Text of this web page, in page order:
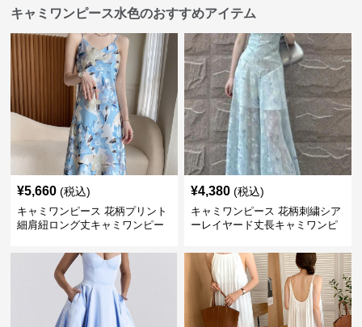
キャミワンピース水色のおすすめアイテム
¥5,660 (税込)
キャミワンピース 花柄プリント
細肩紐ロング丈キャミワンピー
¥4,380 (税込)
キャミワンピース 花柄刺繍シア
ーレイヤード丈長キャミワンピ